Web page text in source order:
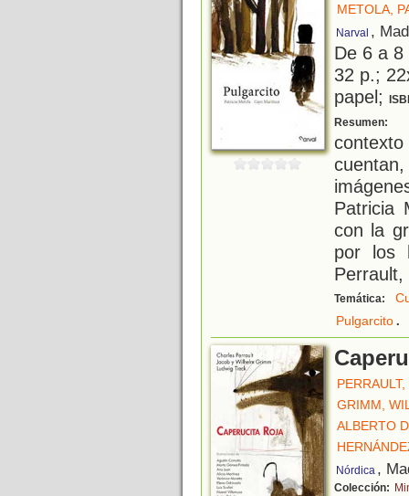
METOLA,
Narval ,
De 6 a
32 p.;
papel;
Resumen:
Patricia
con la
por los
Temática:
Pulgarcito.
GRIMM,
ALBERTO
Nórdica ,
Colección: